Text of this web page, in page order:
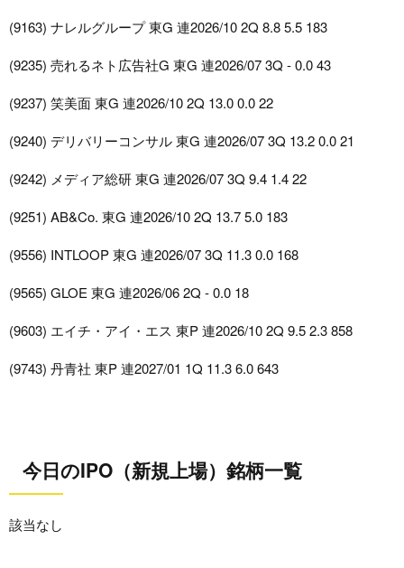
(9163) ナレルグループ 東G 連2026/10 2Q 8.8 5.5 183
(9235) 売れるネト広告社G 東G 連2026/07 3Q - 0.0 43
(9237) 笑美面 東G 連2026/10 2Q 13.0 0.0 22
(9240) デリバリーコンサル 東G 連2026/07 3Q 13.2 0.0 21
(9242) メディア総研 東G 連2026/07 3Q 9.4 1.4 22
(9251) AB&Co. 東G 連2026/10 2Q 13.7 5.0 183
(9556) INTLOOP 東G 連2026/07 3Q 11.3 0.0 168
(9565) GLOE 東G 連2026/06 2Q - 0.0 18
(9603) エイチ・アイ・エス 東P 連2026/10 2Q 9.5 2.3 858
(9743) 丹青社 東P 連2027/01 1Q 11.3 6.0 643
今日のIPO（新規上場）銘柄一覧
該当なし